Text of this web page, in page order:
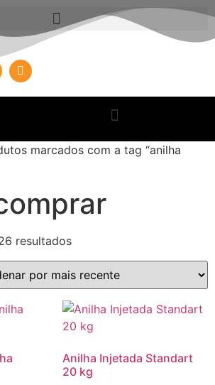
marcados com a tag “anilha
resultados
Anilha Injetada Standart
20 kg